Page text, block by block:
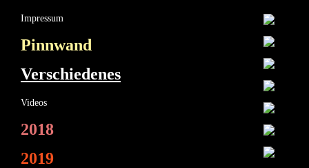
Impressum
Pinnwand
Verschiedenes
Videos
2018
2019